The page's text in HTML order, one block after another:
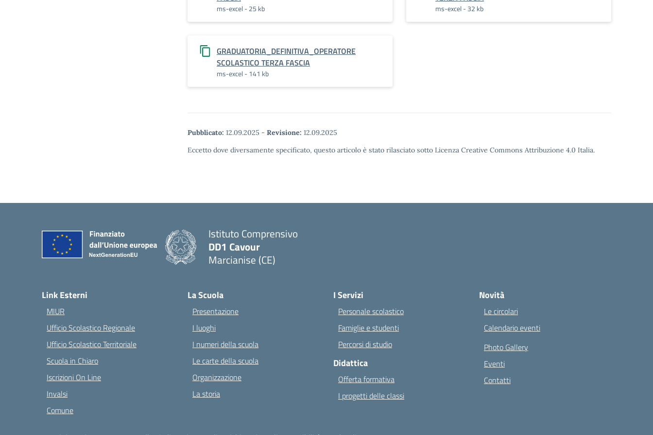
ms-excel - 25 kb ms-excel - 32 kb
GRADUATORIA_DEFINITIVA_OPERATORE
SCOLASTICO TERZA FASCIA
ms-excel - 141 kb
Pubblicato: 12.09.2025 - Revisione: 12.09.2025
Eccetto dove diversamente specificato, questo articolo è stato rilasciato sotto Licenza Creative Commons Attribuzione 4.0 Italia.
Istituto Comprensivo
DD1 Cavour
Marcianise (CE)
Link Esterni
MIUR
Ufficio Scolastico Regionale
Ufficio Scolastico Territoriale
Scuola in Chiaro
Iscrizioni On Line
Invalsi
Comune
La Scuola
Presentazione
I luoghi
I numeri della scuola
Le carte della scuola
Organizzazione
La storia
I Servizi
Personale scolastico
Famiglie e studenti
Percorsi di studio
Didattica
Offerta formativa
I progetti delle classi
Novità
Le circolari
Calendario eventi
Photo Gallery
Eventi
Contatti